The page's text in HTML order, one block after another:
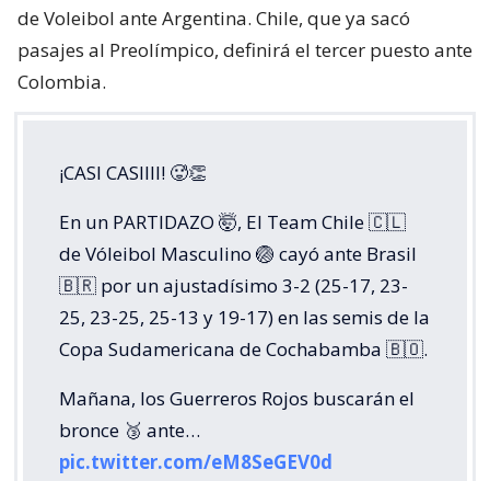
de Voleibol ante Argentina. Chile, que ya sacó
pasajes al Preolímpico, definirá el tercer puesto ante
Colombia.
¡CASI CASIIII! 🥵👏
En un PARTIDAZO 🤯, El Team Chile 🇨🇱
de Vóleibol Masculino 🏐 cayó ante Brasil
🇧🇷 por un ajustadísimo 3-2 (25-17, 23-
25, 23-25, 25-13 y 19-17) en las semis de la
Copa Sudamericana de Cochabamba 🇧🇴.
Mañana, los Guerreros Rojos buscarán el
bronce 🥉 ante…
pic.twitter.com/eM8SeGEV0d